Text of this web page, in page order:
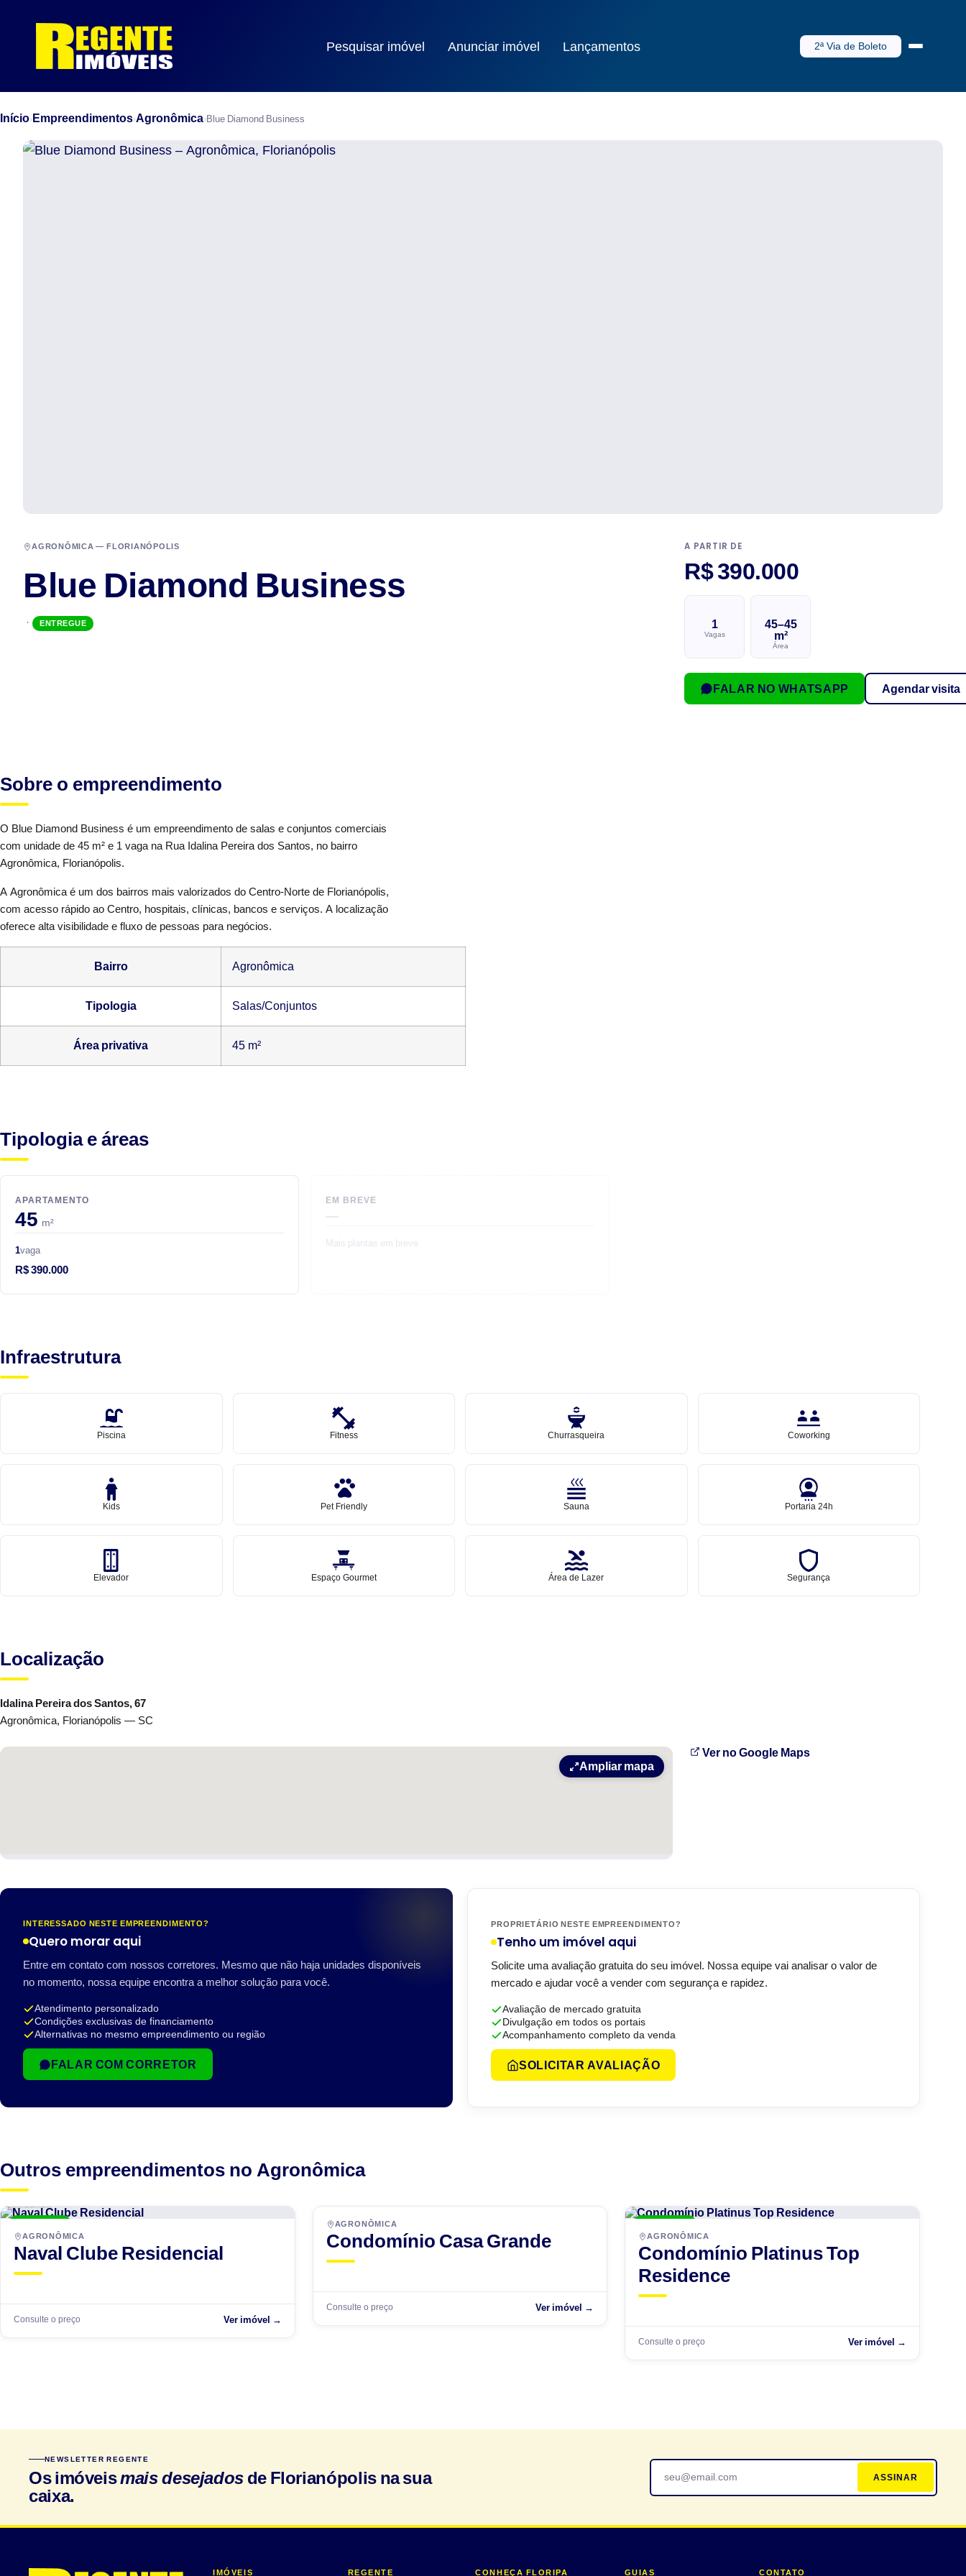
Pesquisar imóvel Anunciar imóvel Lançamentos 2ª Via de Boleto
Início›Empreendimentos›Agronômica›Blue Diamond Business
AGRONÔMICA — FLORIANÓPOLIS
Blue Diamond Business
· ENTREGUE
A PARTIR DE
R$ 390.000
1
Vagas
45–45
m²
Área
FALAR NO WHATSAPP Agendar visita
Sobre o empreendimento
O Blue Diamond Business é um empreendimento de salas e conjuntos comerciais
com unidade de 45 m² e 1 vaga na Rua Idalina Pereira dos Santos, no bairro
Agronômica, Florianópolis.
A Agronômica é um dos bairros mais valorizados do Centro-Norte de Florianópolis,
com acesso rápido ao Centro, hospitais, clínicas, bancos e serviços. A localização
oferece alta visibilidade e fluxo de pessoas para negócios.
Bairro Agronômica
Tipologia Salas/Conjuntos
Área privativa 45 m²
Tipologia e áreas
APARTAMENTO
45 m²
1vaga
R$ 390.000
EM BREVE
—
Mais plantas em breve
Infraestrutura
Piscina Fitness Churrasqueira Coworking
Kids Pet Friendly Sauna Portaria 24h
Elevador Espaço Gourmet Área de Lazer Segurança
Localização
Idalina Pereira dos Santos, 67
Agronômica, Florianópolis — SC
Ampliar mapa
Ver no Google Maps
INTERESSADO NESTE EMPREENDIMENTO?
Quero morar aqui
Entre em contato com nossos corretores. Mesmo que não haja unidades disponíveis
no momento, nossa equipe encontra a melhor solução para você.
Atendimento personalizado
Condições exclusivas de financiamento
Alternativas no mesmo empreendimento ou região
FALAR COM CORRETOR
PROPRIETÁRIO NESTE EMPREENDIMENTO?
Tenho um imóvel aqui
Solicite uma avaliação gratuita do seu imóvel. Nossa equipe vai analisar o valor de
mercado e ajudar você a vender com segurança e rapidez.
Avaliação de mercado gratuita
Divulgação em todos os portais
Acompanhamento completo da venda
SOLICITAR AVALIAÇÃO
Outros empreendimentos no Agronômica
ENTREGUE
AGRONÔMICA
Naval Clube Residencial
Consulte o preço Ver imóvel →
AGRONÔMICA
Condomínio Casa Grande
Consulte o preço Ver imóvel →
ENTREGUE
AGRONÔMICA
Condomínio Platinus Top
Residence
Consulte o preço Ver imóvel →
NEWSLETTER REGENTE
Os imóveismais desejadosde Florianópolis na sua
caixa.
ASSINAR
IMÓVEIS REGENTE CONHEÇA FLORIPA GUIAS CONTATO